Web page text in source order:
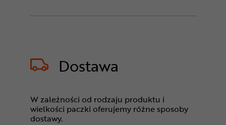
Dostawa
W zależności od rodzaju produktu i
wielkości paczki oferujemy różne sposoby
dostawy.